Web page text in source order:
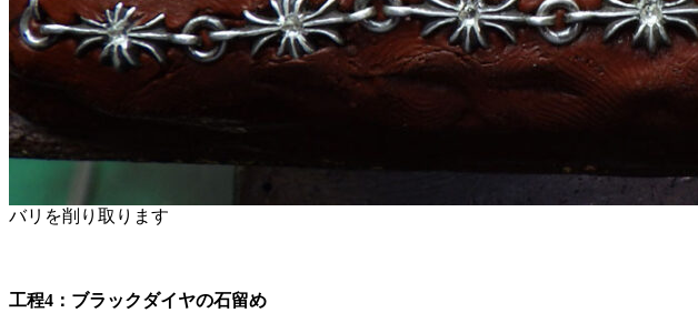
バリを削り取ります
工程4：ブラックダイヤの石留め